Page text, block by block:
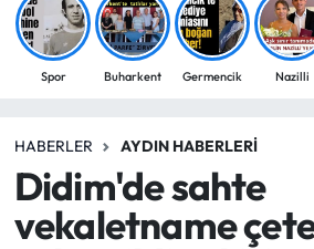
Spor Buharkent Germencik Nazilli
HABERLER AYDIN HABERLERI
Didim'de sahte
vekaletname
ÇEVRE
EĞİTİM
EKONOMİ
Aydin Namaz Vakitleri
Süper Lig Puan Durumu ve
Tüm Manşetler